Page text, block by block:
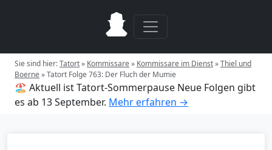
Sie sind hier:Tatort» Kommissare» Kommissare im Dienst»Thiel und
Boerne»Tatort Folge 763: Der Fluch der Mumie
🏖️ Aktuell ist Tatort-Sommerpause Neue Folgen gibt
es ab 13 September. Mehr erfahren →